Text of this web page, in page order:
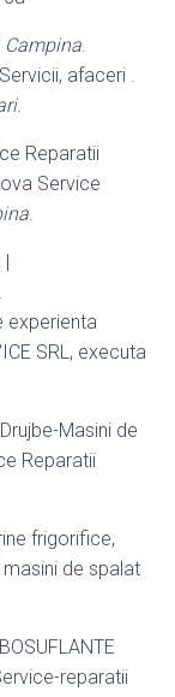
Campina.
afaceri .
.
Reparatii
Service
.
experienta
SRL, executa
Masini de
Reparatii
frigorifice,
de spalat
reparatii